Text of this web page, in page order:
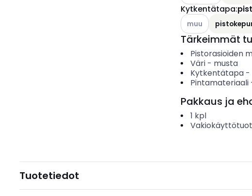
Kytkentätapa:
Katso käytettävissä
muu
Tärkeimmät
Pistorasioiden
Väri- musta
Kytkentätapa-
Pintamateriaali
Pakkaus ja
1 kpl
Tuotetiedot